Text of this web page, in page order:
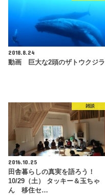
2018.8.24
動画 巨大な2頭のザトウクジラ
雑談
2016.10.25
田舎暮らしの真実を語ろう！
10/29（土） タッキー＆玉ちゃ
ん 移住セ…